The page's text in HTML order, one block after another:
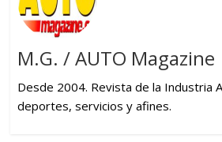
M.G. / AUTO Magazine
Desde 2004. Revista de la Industria
deportes, servicios y afines.